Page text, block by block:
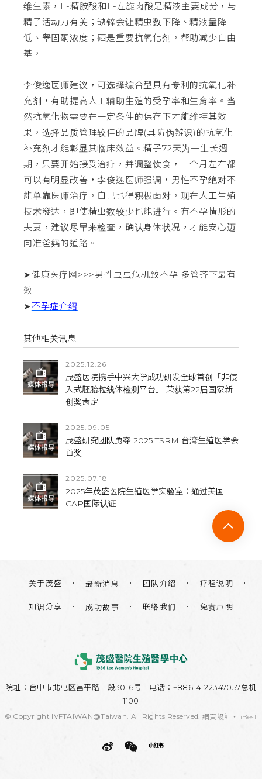
维生素，L-精胺酸和L-左旋肉酸是精液主要成分，与
精子活动力有关；缺锌会让精虫数下降、精液量降
低、睾固酮浓度；硒是重要抗氧化剂，帮助减少自由
基，
李俊逸医师建议，可选择综合型具有专利的抗氧化补
充剂，有助提高人工辅助生殖的受孕率和生育率。当
然抗氧化物需要在一定条件的保存下才能维持其效
果，选择品质管理较佳的品牌(具防伪辨识)的抗氧化
补充剂才能彰显其临床效益。精子72天为一生长週
期，只要开始接受治疗，并调整饮食，三个月左右都
可以有明显改善，李俊逸医师强调，男性不孕绝对不
能单靠医师治疗，自己也得积极面对，现在人工生殖
技术發达，即使精虫数较少也能进行。有不孕情形的
夫妻，建议尽早来检查，确认身体状况，才能安心迈
向准爸妈的道路。
➤健康医疗网>>>男性虫虫危机致不孕 多管齐下最有
效
➤不孕症介绍
其他相关讯息
2025.12.26
茂盛医院携手中兴大学成功研发全球首创「非侵
入式胚胎粒线体检测平台」 荣获第22届国家新
创奖肯定
2025.09.05
茂盛研究团队勇夺 2025 TSRM 台湾生殖医学会
首奖
2025.07.18
2025年茂盛医院生殖医学实验室：通过美国
CAP国际认证
关于茂盛 最新消息 团队介绍 疗程说明
知识分享 成功故事 联络我们 免责声明
院址： 台中市北屯区昌平路一段30-6号 电话：+886-4-22347057总机
1100
© Copyright IVFTAIWAN@Taiwan. All Rights Reserved. 網頁設計 ‧ iBest